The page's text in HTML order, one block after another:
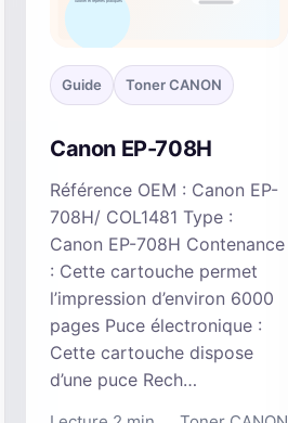
Guide Toner CANON
Canon EP-708H
Référence OEM : Canon EP-
708H/ COL1481 Type :
Canon EP-708H Contenance
: Cette cartouche permet
l’impression d’environ 6000
pages Puce électronique :
Cette cartouche dispose
d’une puce Rech…